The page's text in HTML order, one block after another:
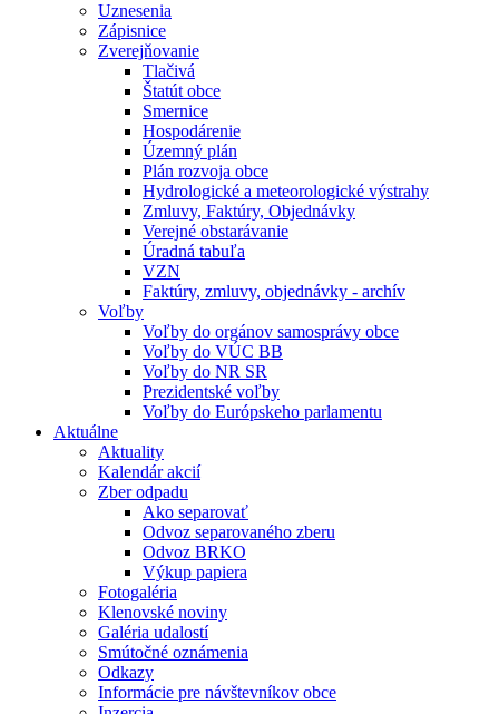
Uznesenia
Zápisnice
Zverejňovanie
Tlačivá
Štatút obce
Smernice
Hospodárenie
Územný plán
Plán rozvoja obce
Hydrologické a meteorologické výstrahy
Zmluvy, Faktúry, Objednávky
Verejné obstarávanie
Úradná tabuľa
VZN
Faktúry, zmluvy, objednávky - archív
Voľby
Voľby do orgánov samosprávy obce
Voľby do VÚC BB
Voľby do NR SR
Prezidentské voľby
Voľby do Európskeho parlamentu
Aktuálne
Aktuality
Kalendár akcií
Zber odpadu
Ako separovať
Odvoz separovaného zberu
Odvoz BRKO
Výkup papiera
Fotogaléria
Klenovské noviny
Galéria udalostí
Smútočné oznámenia
Odkazy
Informácie pre návštevníkov obce